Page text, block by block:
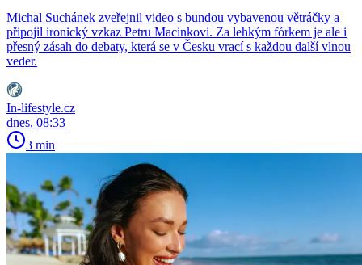
Michal Suchánek zveřejnil video s bundou vybavenou větráčky a
připojil ironický vzkaz Petru Macinkovi. Za lehkým fórkem je ale i
přesný zásah do debaty, která se v Česku vrací s každou další vlnou
veder.
In-lifestyle.cz
dnes, 08:33
3 min